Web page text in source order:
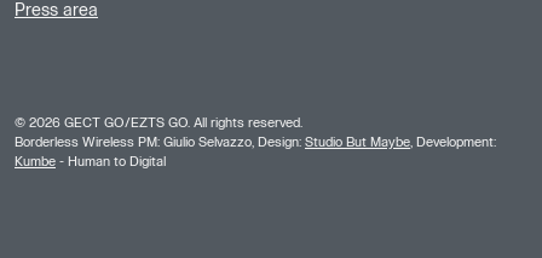
Press area
© 2026 GECT GO/EZTS GO. All rights reserved.
Borderless Wireless PM: Giulio Selvazzo, Design: Studio But Maybe , Development:
Kumbe - Human to Digital